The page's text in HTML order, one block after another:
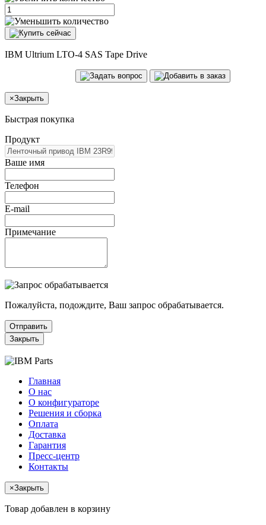
IBM Ultrium LTO-4 SAS Tape Drive
×Закрыть
Быстрая покупка
Продукт
Ваше имя
Телефон
E-mail
Примечание
Пожалуйста, подождите, Ваш запрос обрабатывается.
Отправить
Закрыть
Главная
О нас
О конфигураторе
Решения и сборка
Оплата
Доставка
Гарантия
Пресс-центр
Контакты
×Закрыть
Товар добавлен в корзину